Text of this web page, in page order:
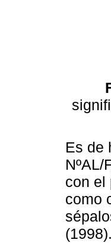
Es de
con el
como
(1998).